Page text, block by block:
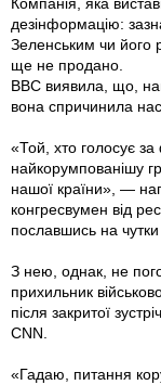
Компанія, яка
дезінформацію:
Зеленським чи його
ще не продано.
ВВС виявила, що,
вона спричинила
«Той, хто голосує
найкорумпованішу
нашої країни», —
конгресвумен від
пославшись на
З нею, однак, не
прихильник
після закритої
CNN.
«Гадаю, питання